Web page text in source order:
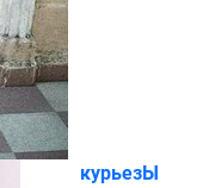
курьезЫ